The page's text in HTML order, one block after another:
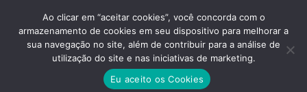
Ao clicar em “aceitar cookies”, você concorda com o
armazenamento de cookies em seu dispositivo para melhorar a
sua navegação no site, além de contribuir para a análise de
utilização do site e nas iniciativas de marketing.
Eu aceito os Cookies